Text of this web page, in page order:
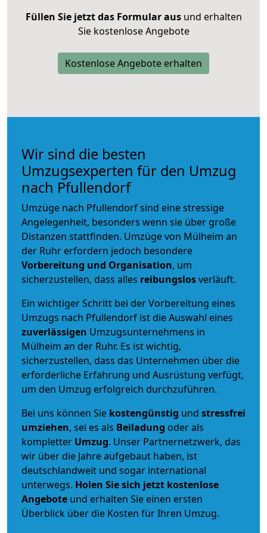
Füllen Sie jetzt das Formular ausund erhalten
Sie kostenlose Angebote
Kostenlose Angebote erhalten
Wir sind die besten
Umzugsexperten für den Umzug
nach Pfullendorf
Umzüge nach Pfullendorf sind eine stressige
Angelegenheit, besonders wenn sie über große
Distanzen stattfinden. Umzüge von Mülheim an
der Ruhr erfordern jedoch besondere
Vorbereitung und Organisation, um
sicherzustellen, dass alles reibungslosverläuft.
Ein wichtiger Schritt bei der Vorbereitung eines
Umzugs nach Pfullendorf ist die Auswahl eines
zuverlässigen Umzugsunternehmens in
Mülheim an der Ruhr. Es ist wichtig,
sicherzustellen, dass das Unternehmen über die
erforderliche Erfahrung und Ausrüstung verfügt,
um den Umzug erfolgreich durchzuführen.
Bei uns können Sie kostengünstig und stressfrei
umziehen, sei es als Beiladung oder als
kompletter Umzug. Unser Partnernetzwerk, das
wir über die Jahre aufgebaut haben, ist
deutschlandweit und sogar international
unterwegs. Holen Sie sich jetzt kostenlose
Angebote und erhalten Sie einen ersten
Überblick über die Kosten für Ihren Umzug.